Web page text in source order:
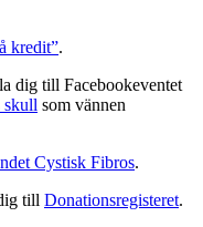
kredit”.
dig till Facebookeventet
skull som vännen
Cystisk Fibros.
till Donationsregisteret.